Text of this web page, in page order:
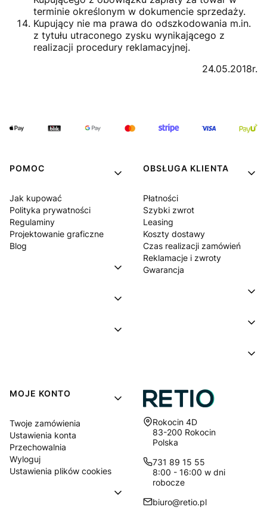
terminie określonym w dokumencie sprzedaży.
Kupujący nie ma prawa do odszkodowania m.in.
z tytułu utraconego zysku wynikającego z
realizacji procedury reklamacyjnej.
24.05.2018r.
POMOC
Jak kupować
Polityka prywatności
Regulaminy
Projektowanie graficzne
Blog
OBSŁUGA KLIENTA
Płatności
Szybki zwrot
Leasing
Koszty dostawy
Czas realizacji zamówień
Reklamacje i zwroty
Gwarancja
MOJE KONTO
Twoje zamówienia
Ustawienia konta
Przechowalnia
Wyloguj
Ustawienia plików cookies
Adres:
Rokocin 4D
83-200 Rokocin
Polska
731 89 15 55
8:00 - 16:00 w dni
robocze
biuro@retio.pl